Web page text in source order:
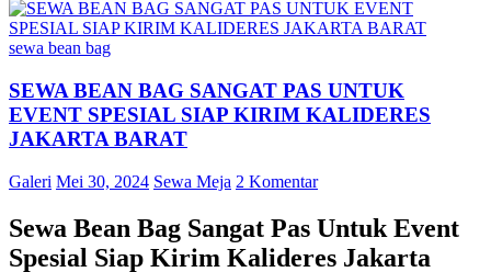
sewa bean bag
SEWA BEAN BAG SANGAT PAS UNTUK
EVENT SPESIAL SIAP KIRIM KALIDERES
JAKARTA BARAT
Galeri Mei 30, 2024 Sewa Meja 2 Komentar
Sewa Bean Bag Sangat Pas Untuk Event
Spesial Siap Kirim Kalideres Jakarta